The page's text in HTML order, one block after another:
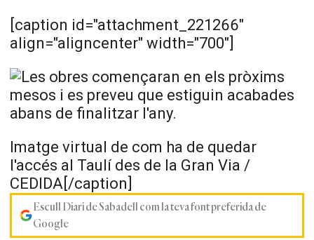
[caption id="attachment_221266"
align="aligncenter" width="700"]
Imatge virtual de com ha de quedar
l'accés al Taulí des de la Gran Via /
CEDIDA[/caption]
Escull Diari de Sabadell com la teva font preferida de
Google